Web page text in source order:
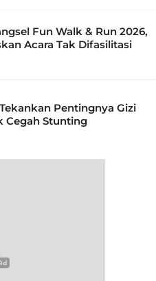
Fun Walk & Run 2026,
Acara Tak Difasilitasi
Pentingnya Gizi
Cegah Stunting